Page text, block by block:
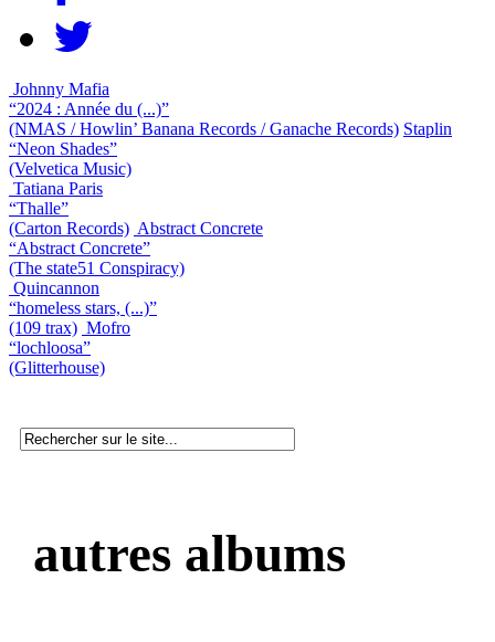
Johnny Mafia
“2024 : Année du (...)”
(NMAS / Howlin’ Banana Records / Ganache Records) Staplin
“Neon Shades”
(Velvetica Music)
Tatiana Paris
“Thalle”
(Carton Records) Abstract Concrete
“Abstract Concrete”
(The state51 Conspiracy)
Quincannon
“homeless stars, (...)”
(109 trax) Mofro
“lochloosa”
(Glitterhouse)
autres albums